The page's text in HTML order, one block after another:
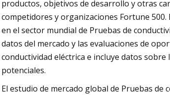
productos, objetivos de desarrollo y otras
competidores y organizaciones Fortune
en el sector mundial de Pruebas de
datos del mercado y las evaluaciones de
conductividad eléctrica e incluye datos
potenciales.
El estudio de mercado global de Pruebas de